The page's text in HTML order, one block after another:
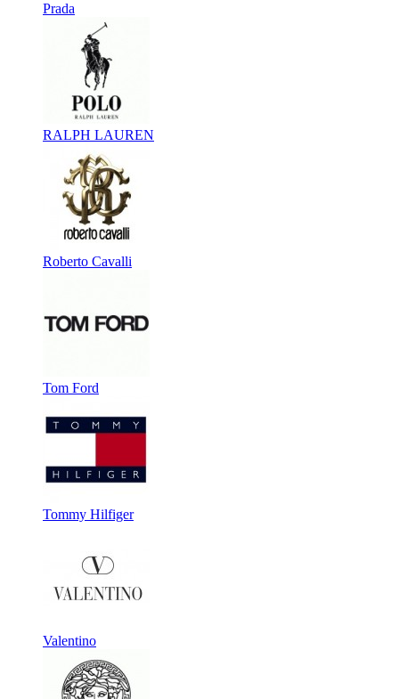
Prada
RALPH LAUREN
Roberto Cavalli
Tom Ford
Tommy Hilfiger
Valentino